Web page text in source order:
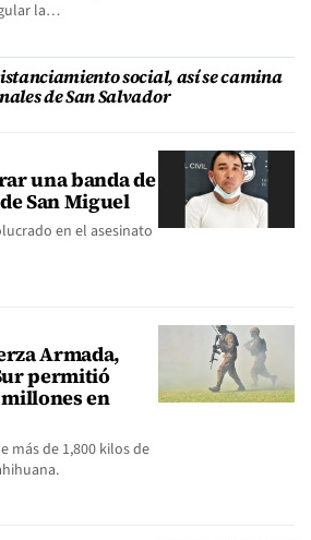
la…
social, así se camina
de San Salvador
una banda de
San Miguel
en el asesinato
Armada,
permitió
en
más de 1,800 kilos de